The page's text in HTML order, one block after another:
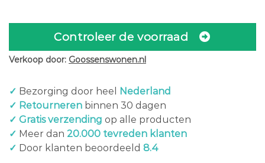
Controleer de voorraad
Verkoop door: Goossenswonen.nl
✓ Bezorging door heel
Nederland
✓ Retourneren binnen 30 dagen
✓ Gratis verzending op alle producten
✓ Meer dan 20.000 tevreden klanten
✓ Door klanten beoordeeld 8.4